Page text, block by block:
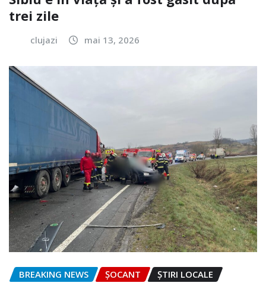
trei zile
clujazi mai 13, 2026
BREAKING NEWS ȘOCANT ȘTIRI LOCALE